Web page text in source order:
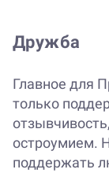
Дружба
Главное для
только
остроумием.
поддержать